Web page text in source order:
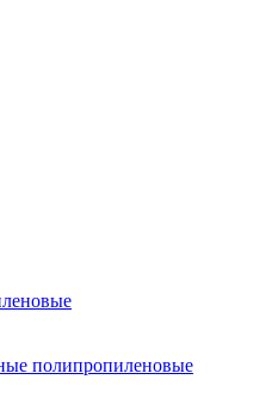
полипропиленовые